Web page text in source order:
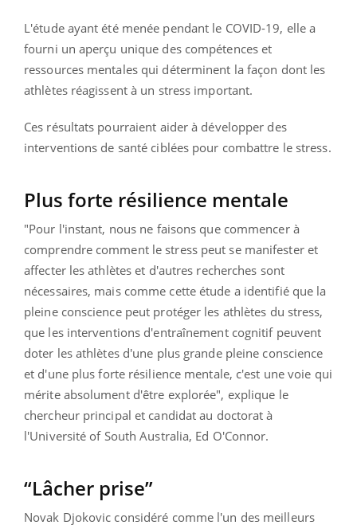
L'étude ayant été menée pendant le COVID-19, elle a
fourni un aperçu unique des compétences et
ressources mentales qui déterminent la façon dont les
athlètes réagissent à un stress important.
Ces résultats pourraient aider à développer des
interventions de santé ciblées pour combattre le stress.
Plus forte résilience mentale
"Pour l'instant, nous ne faisons que commencer à
comprendre comment le stress peut se manifester et
affecter les athlètes et d'autres recherches sont
nécessaires, mais comme cette étude a identifié que la
pleine conscience peut protéger les athlètes du stress,
que les interventions d'entraînement cognitif peuvent
doter les athlètes d'une plus grande pleine conscience
et d'une plus forte résilience mentale, c'est une voie qui
mérite absolument d'être explorée", explique le
chercheur principal et candidat au doctorat à
l'Université of South Australia, Ed O'Connor.
“Lâcher prise”
Novak Djokovic considéré comme l'un des meilleurs